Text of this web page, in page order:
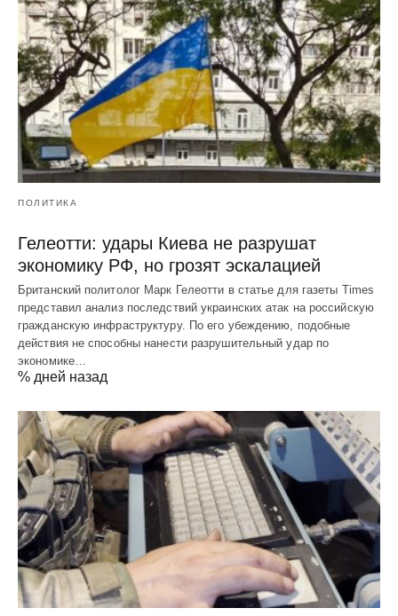
ПОЛИТИКА
Гелеотти: удары Киева не разрушат
экономику РФ, но грозят эскалацией
Британский политолог Марк Гелеотти в статье для газеты Times
представил анализ последствий украинских атак на российскую
гражданскую инфраструктуру. По его убеждению, подобные
действия не способны нанести разрушительный удар по
экономике…
% дней назад